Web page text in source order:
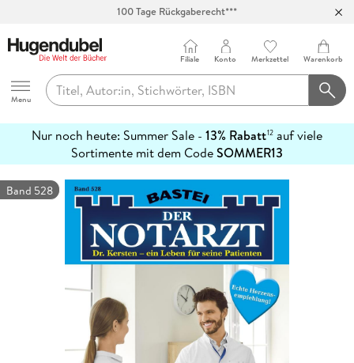
Hugendubel
Menu
Filiale Konto Merkzettel Warenkorb
Nur noch heute: Summer Sale - 13% Rabatt12 auf viele
Sortimente mit dem CodeSOMMER13
erfahren
Band 528